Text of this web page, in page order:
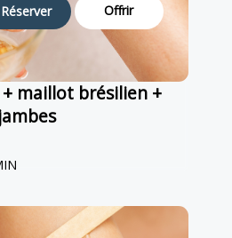
Réserver Offrir
+ maillot brésilien +